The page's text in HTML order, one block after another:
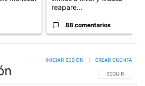
reapare...
88 comentarios
SIGA ESTA
SEGUIR
INICIAR SESIÓN CREAR CUENTA